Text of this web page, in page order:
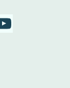
ProfileYoutube channel